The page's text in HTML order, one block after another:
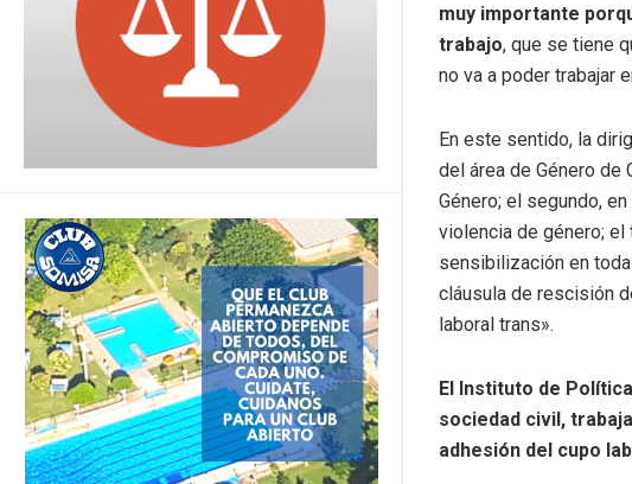
muy importante
trabajo, que se tiene
no va a poder trabajar
En este sentido, la
del área de Género de
Género; el segundo,
violencia de género; el
sensibilización en
cláusula de rescisión
laboral trans».
El Instituto de
sociedad civil,
adhesión del cupo